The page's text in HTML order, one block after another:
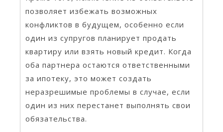
позволяет избежать возможных
конфликтов в будущем, особенно если
один из супругов планирует продать
квартиру или взять новый кредит. Когда
оба партнера остаются ответственными
за ипотеку, это может создать
неразрешимые проблемы в случае, если
один из них перестанет выполнять свои
обязательства.